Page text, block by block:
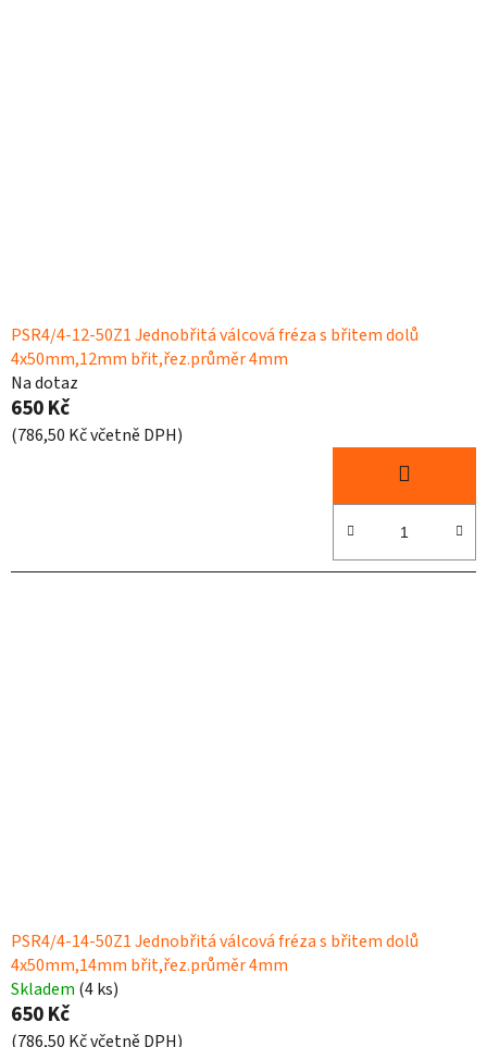
PSR4/4-12-50Z1 Jednobřitá válcová fréza s břitem dolů
4x50mm,12mm břit,řez.průměr 4mm
Na dotaz
650 Kč
(786,50 Kč včetně DPH)
PSR4/4-14-50Z1 Jednobřitá válcová fréza s břitem dolů
4x50mm,14mm břit,řez.průměr 4mm
Skladem (4 ks)
650 Kč
(786,50 Kč včetně DPH)